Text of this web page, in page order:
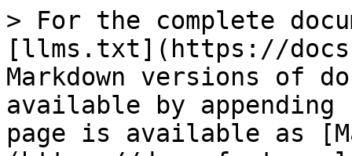
> For the complete
[llms.txt](https://
Markdown versions of
available by
page is available as